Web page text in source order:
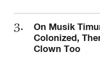
On Musik
Colonized,
Clown Too